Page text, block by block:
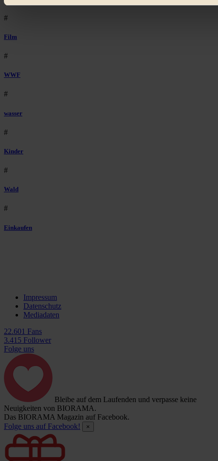
#
Film
#
WWF
#
wasser
#
Kinder
#
Wald
#
Einkaufen
Impressum
Datenschutz
Mediadaten
22.601 Fans
3.415 Follower
Folge uns
Bleibe auf dem Laufenden und verpasse keine
Neuigkeiten von BIORAMA.
Das BIORAMA Magazin auf Facebook.
Folge uns auf Facebook!
×